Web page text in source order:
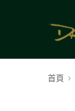
首頁